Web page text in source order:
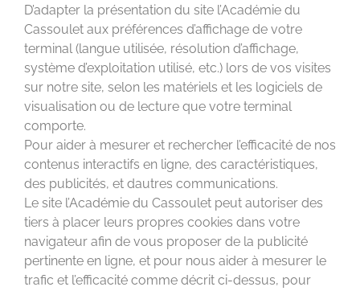
D’adapter la présentation du site l’Académie du
Cassoulet aux préférences d’affichage de votre
terminal (langue utilisée, résolution d’affichage,
système d’exploitation utilisé, etc.) lors de vos visites
sur notre site, selon les matériels et les logiciels de
visualisation ou de lecture que votre terminal
comporte.
Pour aider à mesurer et rechercher l’efficacité de nos
contenus interactifs en ligne, des caractéristiques,
des publicités, et dautres communications.
Le site l’Académie du Cassoulet peut autoriser des
tiers à placer leurs propres cookies dans votre
navigateur afin de vous proposer de la publicité
pertinente en ligne, et pour nous aider à mesurer le
trafic et l’efficacité comme décrit ci-dessus, pour